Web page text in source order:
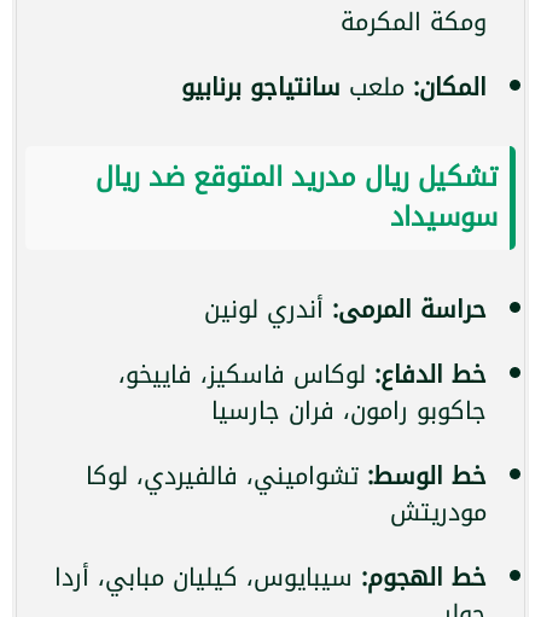
ومكة المكرمة
المكان: ملعب سانتياجو برنابيو
تشكيل ريال مدريد المتوقع ضد ريال
سوسيداد
حراسة المرمى: أندري لونين
خط الدفاع: لوكاس فاسكيز، فاييخو،
جاكوبو رامون، فران جارسيا
خط الوسط: تشواميني، فالفيردي، لوكا
مودريتش
خط الهجوم: سيبايوس، كيليان مبابي، أردا